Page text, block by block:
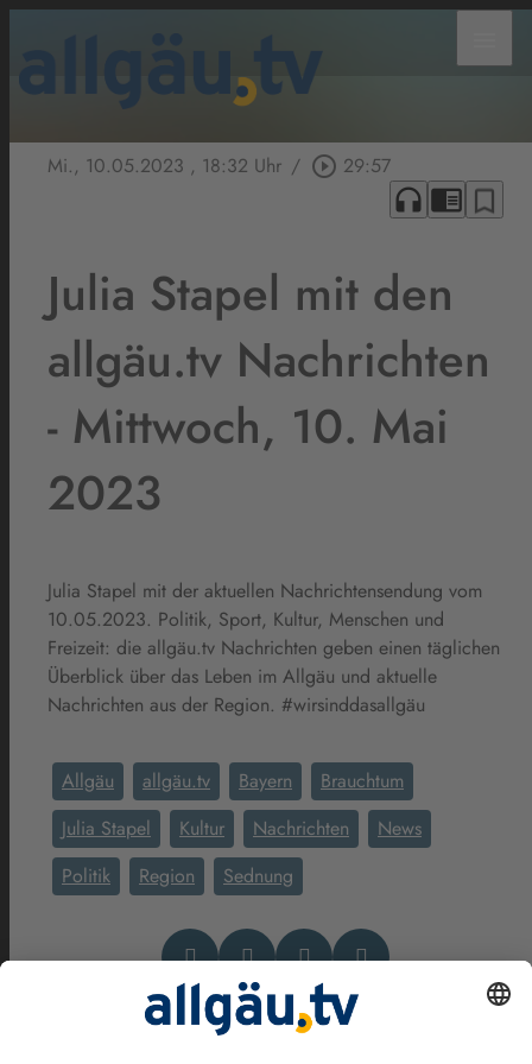
Mi., 10.05.2023 , 18:32 Uhr / play_circle_outline 29:57
headphones chrome_reader_mode bookmark_border
Julia Stapel mit den
allgäu.tv Nachrichten
- Mittwoch, 10. Mai
2023
Julia Stapel mit der aktuellen Nachrichtensendung vom
10.05.2023. Politik, Sport, Kultur, Menschen und
Freizeit: die allgäu.tv Nachrichten geben einen täglichen
Überblick über das Leben im Allgäu und aktuelle
Nachrichten aus der Region. #wirsinddasallgäu
Allgäu allgäu.tv Bayern
Brauchtum
Julia Stapel
Kultur Nachrichten
News
Politik
Region Sednung